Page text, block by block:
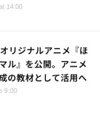
14:00
リジナルアニメ『ほ
ル』を公開。アニメ
の教材として活用へ
9:00